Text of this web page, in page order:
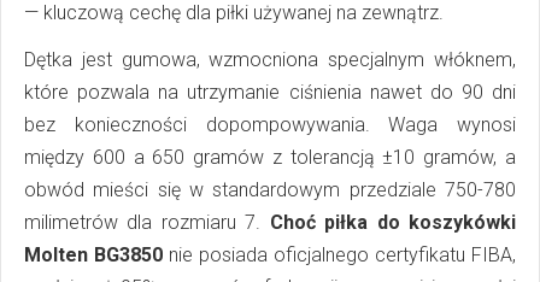
— kluczową cechę dla piłki używanej na zewnątrz.
Dętka jest gumowa, wzmocniona specjalnym włóknem,
które pozwala na utrzymanie ciśnienia nawet do 90 dni
bez konieczności dopompowywania. Waga wynosi
między 600 a 650 gramów z tolerancją ±10 gramów, a
obwód mieści się w standardowym przedziale 750-780
milimetrów dla rozmiaru 7. Choć piłka do koszykówki
Molten BG3850 nie posiada oficjalnego certyfikatu FIBA,